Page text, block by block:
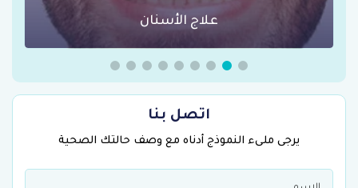
عمليات السمنة في تركيا
اتصل بنا
يرجى ملىء النموذج أدناه مع وصف حالتك الصحية